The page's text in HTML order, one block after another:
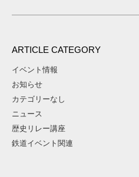
ARTICLE CATEGORY
イベント情報
お知らせ
カテゴリーなし
ニュース
歴史リレー講座
鉄道イベント関連